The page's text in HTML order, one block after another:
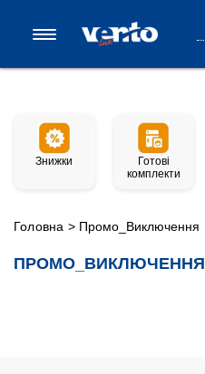
Знижки
Готові
комплекти
Головна > Промо_Виключення
ПРОМО_ВИКЛЮЧЕННЯ